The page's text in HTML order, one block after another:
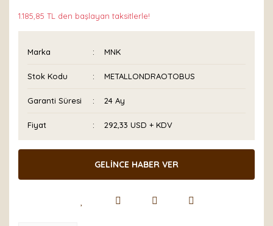
1.185,85 TL den başlayan taksitlerle!
Marka MNK
Stok Kodu METALLONDRAOTOBUS
Garanti Süresi 24 Ay
Fiyat 292,33 USD + KDV
GELİNCE HABER VER